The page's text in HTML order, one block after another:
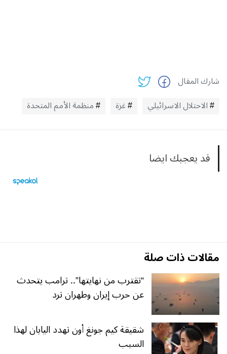
شارك المقال
الاحتلال الاسرائيلي
غزة منظمة الأمم المتحدة
قد يعجبك ايضا
مقالات ذات صلة
“تقترب من نهايتها”.. ترامب يتحدث
عن حرب إيران وطهران ترد
شقيقة كيم جونغ أون تهدد اليابان لهذا
السبب